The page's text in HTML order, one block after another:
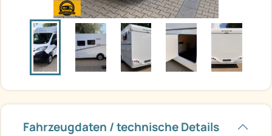
Fahrzeugdaten / technische Details